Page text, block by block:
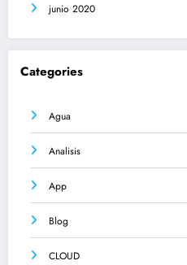
junio 2020
Categories
Agua
Analisis
App
Blog
CLOUD